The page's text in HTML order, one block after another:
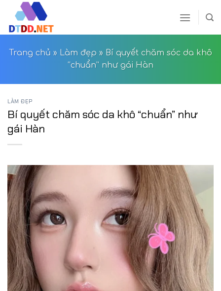
content
Trang chủ » Làm đẹp » Bí quyết chăm sóc da khô
“chuẩn” như gái Hàn
LÀM ĐẸP
Bí quyết chăm sóc da khô “chuẩn” như
gái Hàn